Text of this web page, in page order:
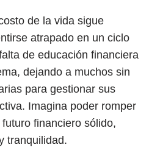
de la vida sigue
atrapado en un ciclo
de educación financiera
dejando a muchos sin
para gestionar sus
Imagina poder romper
financiero sólido,
tranquilidad.